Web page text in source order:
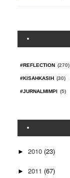
#REFLECTION (270)
#KISAHKASIH (30)
#JURNALMIMPI (5)
► 2010 (23)
► 2011 (67)